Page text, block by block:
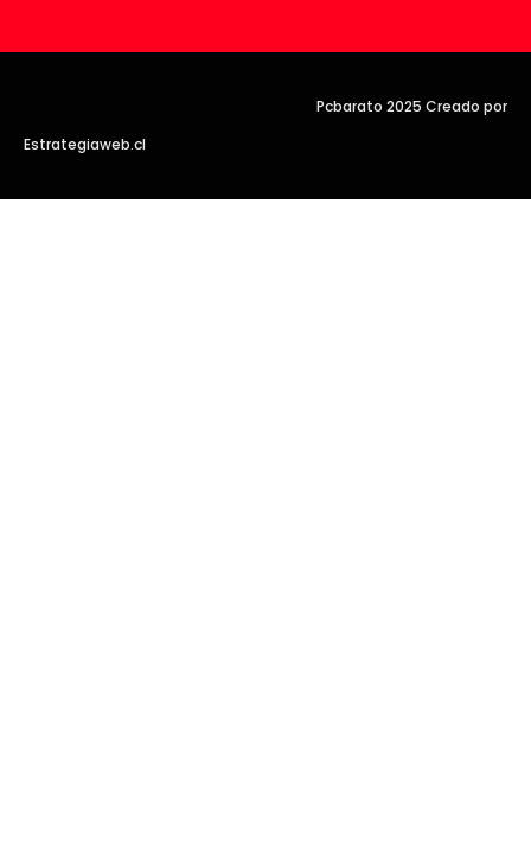
Pcbarato 2025 Creado por
Estrategiaweb.cl